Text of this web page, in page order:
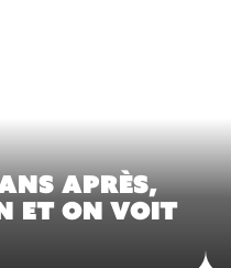
APRÈS,
ET ON VOIT